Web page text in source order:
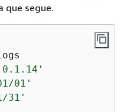
que segue.
01'
31'